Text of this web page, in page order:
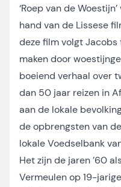
‘Roep van de
hand van de Lissese
deze film volgt
maken door
boeiend verhaal over
dan 50 jaar reizen in
aan de lokale
de opbrengsten van
lokale Voedselbank
Het zijn de jaren ’60
Vermeulen op 19-